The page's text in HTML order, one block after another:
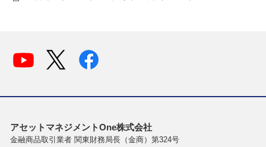
アセットマネジメントOne株式会社
金融商品取引業者 関東財務局長（金商）第324号